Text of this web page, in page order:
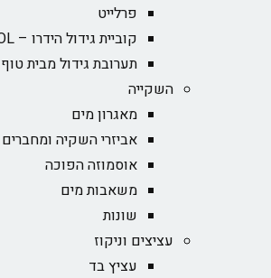
פרלייט
קוביית גידול הידרו – ROCKWOOL‏
תערובת גידול מבית
השקייה
מאגרון מים
אביזרי השקיה ומחברים
אוסמוזה הפוכה
משאבות מים
שונות
עציצים וניקוז
עציץ בד